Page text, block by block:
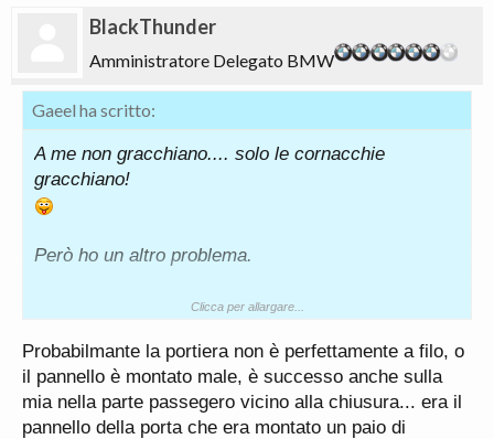
BlackThunder
Amministratore Delegato BMW
Gaeel ha scritto:
A me non gracchiano.... solo le cornacchie
gracchiano!
Però ho un altro problema.
Mi sono accorto, montando i battitacco ///M, che la
taglione da 15cm.... taglio creatosi da usura.
Infatti la guarnizione è tutta consumata, come se
fosse stata passata con carta vetrata.
Clicca per allargare...
Probabilmante la portiera non è perfettamente a filo, o
il pannello è montato male, è successo anche sulla
mia nella parte passegero vicino alla chiusura... era il
pannello della porta che era montato un paio di